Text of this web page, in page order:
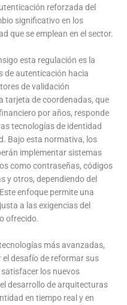
reforzada del
significativo en los
que se emplean en el sector.
esta regulación es la
de autenticación hacia
de validación
tarjeta de coordenadas, que
por años, responde
tecnologías de identidad
Bajo esta normativa, los
implementar sistemas
como contraseñas, códigos
y otros, dependiendo del
enfoque permite una
a las exigencias del
ofrecido.
más avanzadas,
desafío de reformar sus
los nuevos
desarrollo de arquitecturas
en tiempo real y en